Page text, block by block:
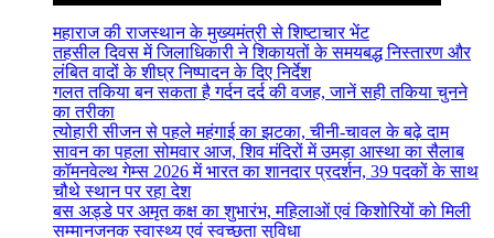
महाराज की राजस्थान के मुख्यमंत्री से शिष्टाचार भेंट
तहसील दिवस में जिलाधिकारी ने शिकायतों के समयबद्ध निस्तारण और
लंबित वादों के शीघ्र निष्पादन के दिए निर्देश
गलत तकिया बन सकता है गर्दन दर्द की वजह, जानें सही तकिया चुनने
का तरीका
त्योहारी सीजन से पहले महंगाई का झटका, चीनी-चावल के बढ़े दाम
सावन का पहला सोमवार आज, शिव मंदिरों में उमड़ा आस्था का सैलाब
कॉमनवेल्थ गेम्स 2026 में भारत का शानदार प्रदर्शन, 39 पदकों के साथ
चौथे स्थान पर रहा देश
बस अड्डे पर अमृत कक्ष का शुभारंभ, महिलाओं एवं किशोरियों को मिली
सम्मानजनक स्वास्थ्य एवं स्वच्छता सुविधा